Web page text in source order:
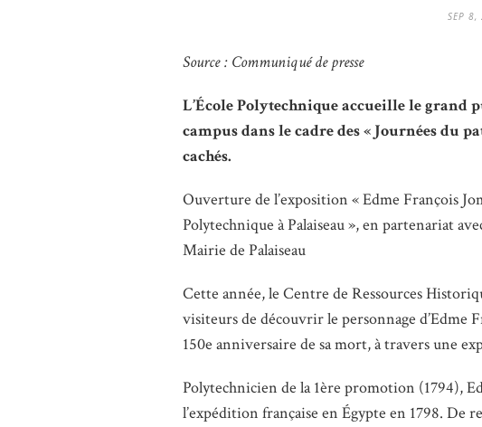
SEP 8,
Source : Communiqué de presse
L’École Polytechnique accueille le grand
campus dans le cadre des « Journées du
cachés.
Ouverture de l’exposition « Edme François
Polytechnique à Palaiseau », en partenariat
Mairie de Palaiseau
Cette année, le Centre de Ressources
visiteurs de découvrir le personnage d’Edme
150e anniversaire de sa mort, à travers une
Polytechnicien de la 1ère promotion (1794),
l’expédition française en Égypte en 1798. De